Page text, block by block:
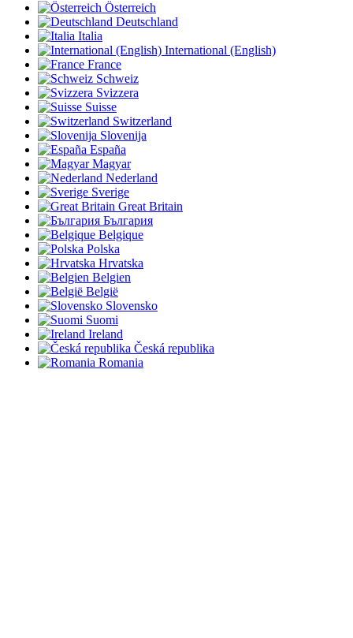
Österreich
Deutschland
Italia
International (English)
France
Schweiz
Svizzera
Suisse
Switzerland
Slovenija
España
Magyar
Nederland
Sverige
Great Britain
България
Belgique
Polska
Hrvatska
Belgien
België
Slovensko
Suomi
Ireland
Česká republika
Romania